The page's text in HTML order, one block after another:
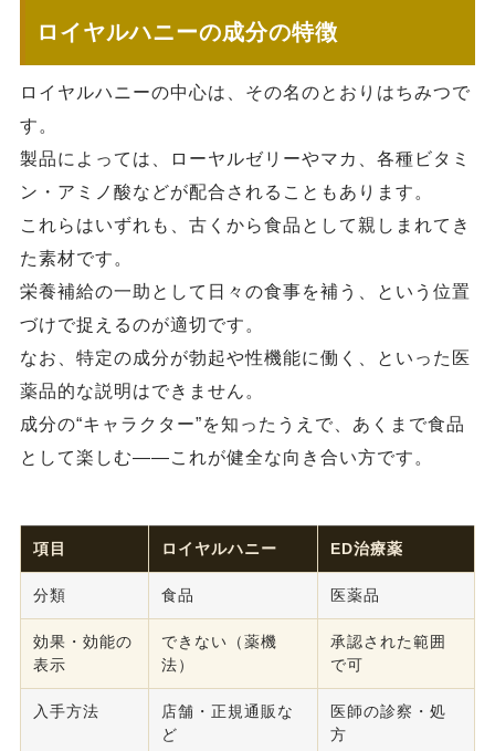
ロイヤルハニーの成分の特徴
ロイヤルハニーの中心は、その名のとおりはちみつで
す。
製品によっては、ローヤルゼリーやマカ、各種ビタミ
ン・アミノ酸などが配合されることもあります。
これらはいずれも、古くから食品として親しまれてき
た素材です。
栄養補給の一助として日々の食事を補う、という位置
づけで捉えるのが適切です。
なお、特定の成分が勃起や性機能に働く、といった医
薬品的な説明はできません。
成分の“キャラクター”を知ったうえで、あくまで食品
として楽しむ——これが健全な向き合い方です。
項目 ロイヤルハニー ED治療薬
分類 食品 医薬品
効果・効能の
表示
できない（薬機
法）
承認された範囲
で可
入手方法
店舗・正規通販な
ど
医師の診察・処
方